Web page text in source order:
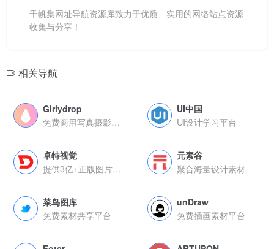
千帆集网址导航资源库致力于优质、实用的网络站点资源
收集与分享！
相关导航
Girlydrop
免费商用写真摄影图库
UI中国
UI设计学习平台
卓特视觉
提供3亿+正版图片视频音频及设计模板资源
元素谷
聚合海量设计素材
菜鸟图库
免费素材共享平台
unDraw
免费插画素材平台